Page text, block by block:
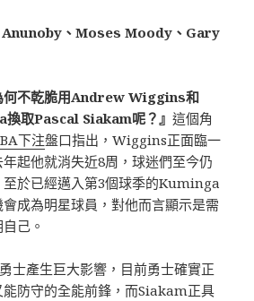
Anunoby、Moses Moody、Gary
何不乾脆用Andrew Wiggins和
取Pascal Siakam呢？』這個角
下注盤口指出，Wiggins正面臨一
起他就消失近8周，球迷們至今仍
至於已經邁入第3個球季的Kuminga
成為明星球員，對他而言顯示是需
己。
士產生巨大影響，目前勇士確實正
能防守的全能前鋒，而Siakam正具